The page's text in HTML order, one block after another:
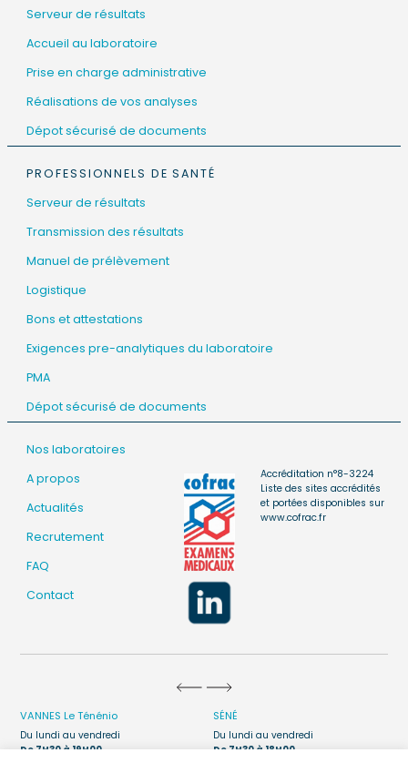
Serveur de résultats
Accueil au laboratoire
Prise en charge administrative
Réalisations de vos analyses
Dépot sécurisé de documents
PROFESSIONNELS DE SANTÉ
Serveur de résultats
Transmission des résultats
Manuel de prélèvement
Logistique
Bons et attestations
Exigences pre-analytiques du laboratoire
PMA
Dépot sécurisé de documents
Nos laboratoires
A propos
Actualités
Recrutement
FAQ
Contact
Accréditation n°8-3224
Liste des sites accrédités
et portées disponibles sur
www.cofrac.fr
VANNES Le Ténénio
Du lundi au vendredi
De 7H30 à 19H00
SÉNÉ
Du lundi au vendredi
De 7H30 à 18H00